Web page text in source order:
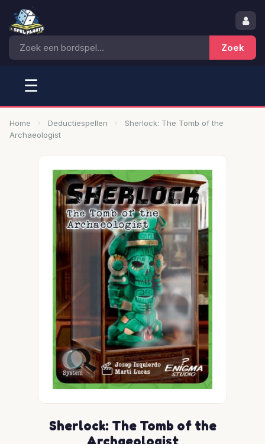
☰
Home Deductiespellen
Sherlock: The Tomb of the
Archaeologist
Sherlock: The Tomb of the
Archaeologist